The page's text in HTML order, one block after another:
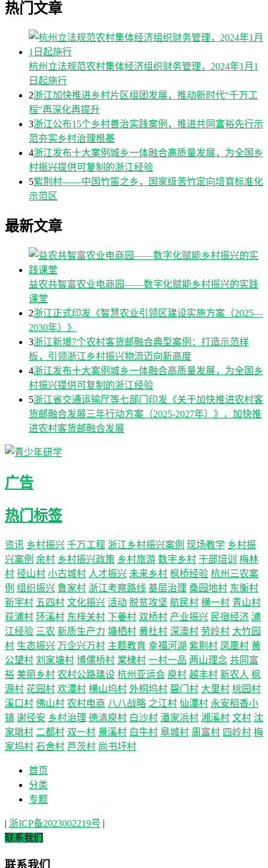
热门文章
杭州立法规范农村集体经济组织财务管理，2024年1月1
日起施行
2浙江加快推进乡村片区组团发展，推动新时代“千万工
程”再深化再提升
3浙江公布15个乡村善治实践案例，推进共同富裕先行示
范夯实乡村治理根基
4浙江发布十大案例城乡一体融合高质量发展，为全国乡
村振兴提供可复制的浙江经验
5紫荆村——中国竹笛之乡，国家级苦竹定向培育标准化
示范区
最新文章
益农共智富农业电商园——数字化赋能乡村振兴的实践
课堂
2浙江正式印发《智慧农业引领区建设实施方案（2025—
2030年）》
3浙江新增7个农村客货邮融合典型案例：打造示范样
板，引领浙江乡村振兴物流迈向新高度
4浙江发布十大案例城乡一体融合高质量发展，为全国乡
村振兴提供可复制的浙江经验
5浙江省交通运输厅等七部门印发《关于加快推进农村客
货邮融合发展三年行动方案（2025-2027年）》，加快推
进农村客货邮融合发展
广告
热门标签
资讯 乡村振兴 千万工程 浙江乡村振兴案例 现场教学 乡村振
兴案例 余村 乡村振兴政策 乡村旅游 数字乡村 干部培训
梅林
村 径山村 小古城村 人才振兴 未来乡村 枫桥经验 杭州三农案
例 组织振兴 鲁家村 浙江考察路线 基层治理 桑园地村 东衡村
新宇村 五四村 文化振兴 活动 脱贫攻坚 航民村 横一村 青山村
荻浦村 环溪村 东梓关村 下姜村 双桥村 产业振兴 民宿经济 浦
江经验 三农 新质生产力 塘栖村 黄杜村 深澳村 劳岭村 大竹园
村 生态振兴 万企兴万村 主题教育 幸福河湖 紫荆村 凤凰村 黄
公望村 刘家塘村 博儒桥村 棠棣村 一村一品 两山理念 共同富
裕 美丽乡村 农村公路建设 杭州亚运会 庾村 越丰村 新农人 枫
源村 花园村 欢潭村 横山坞村 外桐坞村 碧门村 大里村 桃园村
溪口村 佛山村 农村电商 八八战略 之江村 仙潭村 永安稻香小
镇 谢径安 乡村治理 德清庾村 白沙村 潘家浜村 湘溪村 文村 沈
家墩村 二都村 双一村 景溪村 白牛村 皋城村 周富村 四岭村 梅
家坞村 石舍村 芦茨村 尚书圩村
首页
分类
专题
| 浙ICP备2023002219号 |
联系我们
联系我们